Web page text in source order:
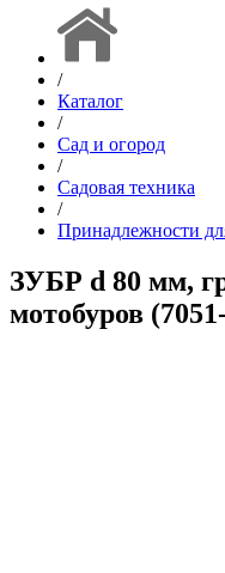
/
Каталог
/
Сад и огород
/
Садовая техника
/
Принадлежности
ЗУБР d 80 мм,
мотобуров